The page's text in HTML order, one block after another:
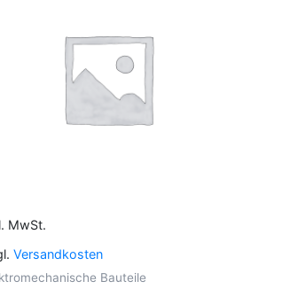
MwSt.
Versandkosten
Bauteile